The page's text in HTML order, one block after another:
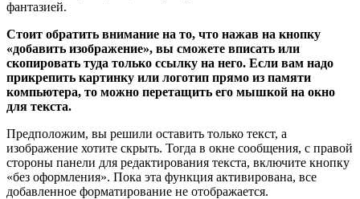
фантазией.
Стоит обратить внимание на то, что нажав на кнопку
«добавить изображение», вы сможете вписать или
скопировать туда только ссылку на него. Если вам надо
прикрепить картинку или логотип прямо из памяти
компьютера, то можно перетащить его мышкой на окно
для текста.
Предположим, вы решили оставить только текст, а
изображение хотите скрыть. Тогда в окне сообщения, с правой
стороны панели для редактирования текста, включите кнопку
«без оформления». Пока эта функция активирована, все
добавленное форматирование не отображается.